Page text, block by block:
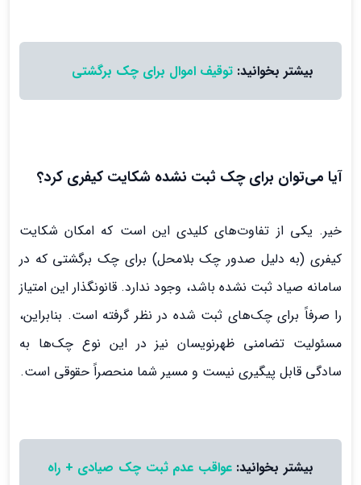
بیشتر بخوانید:توقیف اموال برای چک برگشتی
آیا می‌توان برای چک ثبت نشده شکایت کیفری کرد؟
خیر. یکی از تفاوت‌های کلیدی این است که امکان شکایت
کیفری (به دلیل صدور چک بلامحل) برای چک برگشتی که در
سامانه صیاد ثبت نشده باشد، وجود ندارد. قانونگذار این امتیاز
را صرفاً برای چک‌های ثبت شده در نظر گرفته است. بنابراین،
مسئولیت تضامنی ظهرنویسان نیز در این نوع چک‌ها به
سادگی قابل پیگیری نیست و مسیر شما منحصراً حقوقی است.
بیشتر بخوانید:عواقب عدم ثبت چک صیادی + راه